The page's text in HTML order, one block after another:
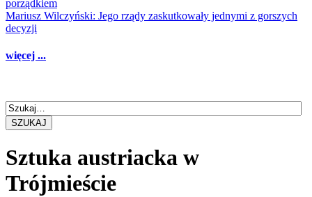
porządkiem
Mariusz Wilczyński: Jego rządy zaskutkowały jednymi z gorszych
decyzji
więcej ...
SZUKAJ
Sztuka austriacka w
Trójmieście